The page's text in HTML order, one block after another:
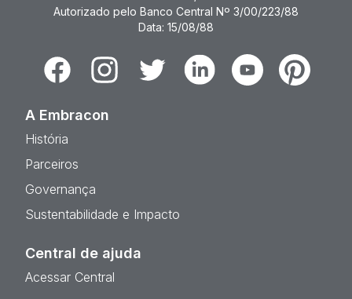
Autorizado pelo Banco Central Nº 3/00/223/88
Data: 15/08/88
FacebookInstagramTwitter LinkedinYoutubePinterest
A Embracon
História
Parceiros
Governança
Sustentabilidade e Impacto
Central de ajuda
Acessar Central